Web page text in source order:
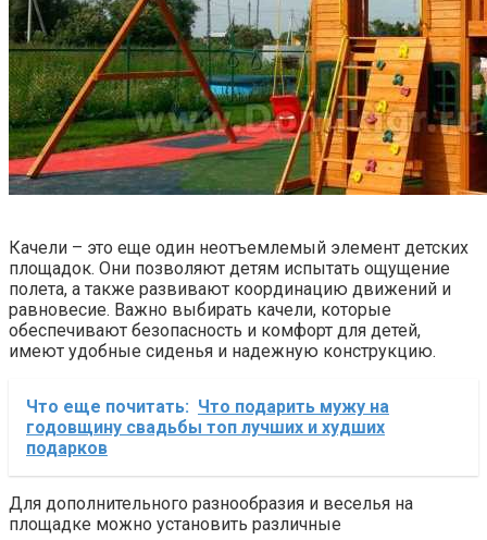
Качели – это еще один неотъемлемый элемент детских
площадок. Они позволяют детям испытать ощущение
полета, а также развивают координацию движений и
равновесие. Важно выбирать качели, которые
обеспечивают безопасность и комфорт для детей,
имеют удобные сиденья и надежную конструкцию.
Что еще почитать: Что подарить мужу на
годовщину свадьбы топ лучших и худших
подарков
Для дополнительного разнообразия и веселья на
площадке можно установить различные